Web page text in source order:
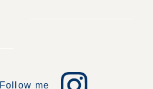
Follow me